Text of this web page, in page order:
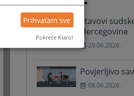
Stavovi
Hercegovine
29.06.2026.
Povjerljivo
08.06.2026.
Prihvatam sve
Pokreće Klaro!